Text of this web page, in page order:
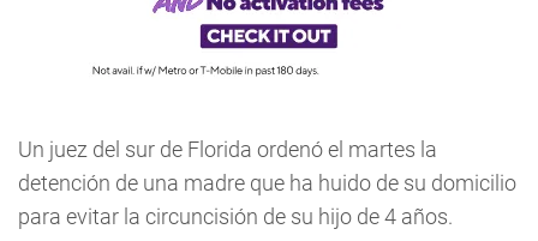
Un juez del sur de Florida ordenó el martes la
detención de una madre que ha huido de su domicilio
para evitar la circuncisión de su hijo de 4 años.